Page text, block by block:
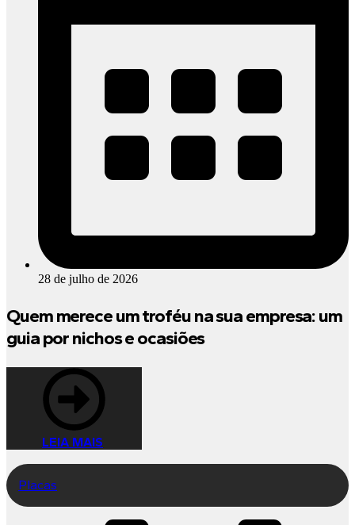
28 de julho de 2026
Quem merece um troféu na sua empresa: um
guia por nichos e ocasiões
LEIA MAIS
Placas